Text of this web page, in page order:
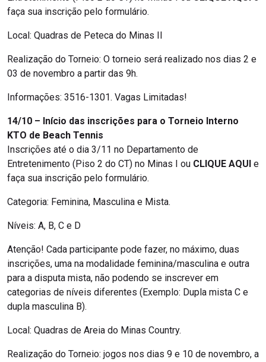
faça sua inscrição pelo formulário.
Local: Quadras de Peteca do Minas II
Realização do Torneio: O torneio será realizado nos dias 2 e
03 de novembro a partir das 9h.
Informações: 3516-1301. Vagas Limitadas!
14/10 – Início das inscrições para o Torneio Interno
KTO de Beach Tennis
Inscrições até o dia 3/11 no Departamento de
Entretenimento (Piso 2 do CT) no Minas I ou CLIQUE AQUI e
faça sua inscrição pelo formulário.
Categoria: Feminina, Masculina e Mista.
Níveis: A, B, C e D
Atenção! Cada participante pode fazer, no máximo, duas
inscrições, uma na modalidade feminina/masculina e outra
para a disputa mista, não podendo se inscrever em
categorias de níveis diferentes (Exemplo: Dupla mista C e
dupla masculina B).
Local: Quadras de Areia do Minas Country.
Realização do Torneio: jogos nos dias 9 e 10 de novembro, a